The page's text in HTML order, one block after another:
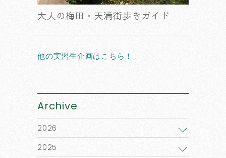
大人の梅田・天満街歩きガイド
他の実習生企画はこちら！
Archive
2026
2025